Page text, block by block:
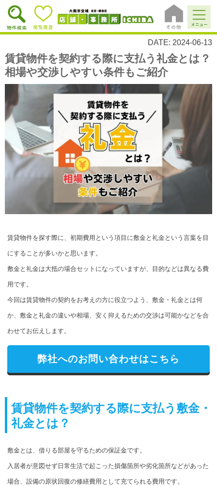
DATE: 2024-06-13
賃貸物件を契約する際に支払う礼金とは？
相場や交渉しやすい条件もご紹介
賃貸物件を探す際に、初期費用という項目に敷金と礼金という言葉を目
にすることが多いかと思います。
敷金と礼金は大抵の場合セットになっていますが、目的などは異なる費
用です。
今回は賃貸物件の契約をお考えの方に役立つよう、敷金・礼金とは何
か、敷金と礼金の違いや相場、安く抑えるための交渉は可能かなどを合
わせてお伝えします。
弊社へのお問い合わせはこちら
賃貸物件を契約する際に支払う敷金・
礼金とは？
敷金とは、借りる部屋を守るための保証金です。
入居者が意図せず日常生活で起こった損傷箇所や劣化箇所などがあった
場合、設備の原状回復の修繕費用として充てられる費用です。